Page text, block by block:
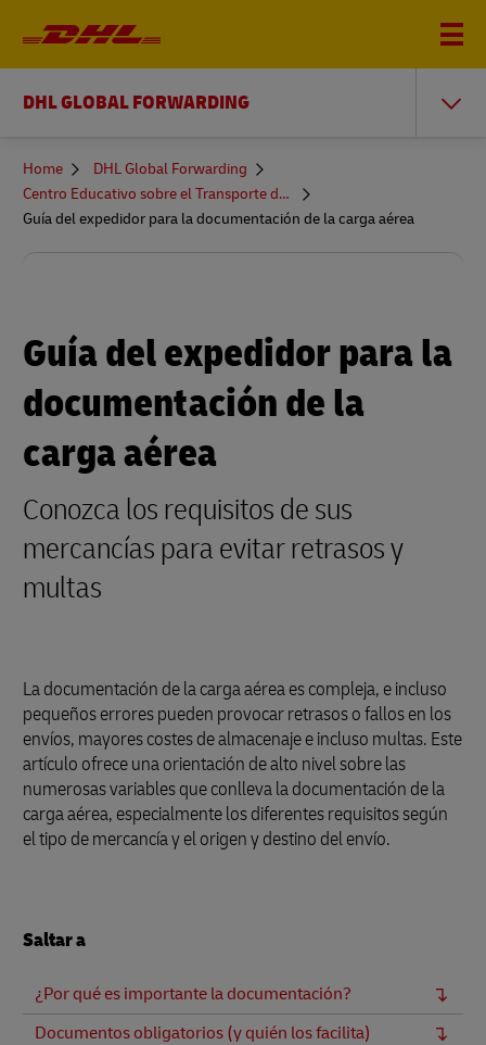
DHL GLOBAL FORWARDING
You
here
Home
DHL Global Forwarding
Centro Educativo sobre el Transporte de Mercancías
Guía del expedidor para la documentación de la carga aérea
Guía del expedidor para la
documentación de la
carga aérea
Conozca los requisitos de sus
mercancías para evitar retrasos y
multas
La documentación de la carga aérea es compleja, e incluso
pequeños errores pueden provocar retrasos o fallos en los
envíos, mayores costes de almacenaje e incluso multas. Este
artículo ofrece una orientación de alto nivel sobre las
numerosas variables que conlleva la documentación de la
carga aérea, especialmente los diferentes requisitos según
el tipo de mercancía y el origen y destino del envío.
Saltar a
¿Por qué es importante la documentación?
Documentos obligatorios (y quién los facilita)